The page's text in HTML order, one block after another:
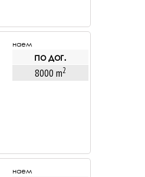
наем
по дог.
8000 m2
наем